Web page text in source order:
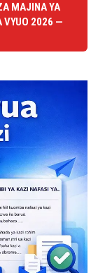
MAJINA YA
VYUO 2026 —